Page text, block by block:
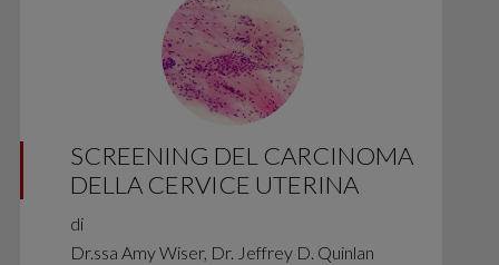
SCREENING DEL CARCINOMA
DELLA CERVICE UTERINA
di
Dr.ssa Amy Wiser, Dr. Jeffrey D. Quinlan